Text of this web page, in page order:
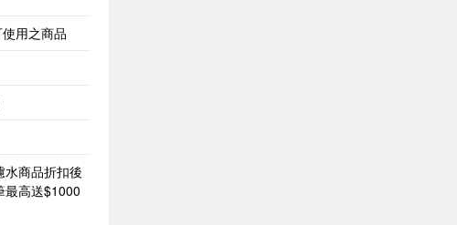
用之商品
商品折扣後
最高送$1000